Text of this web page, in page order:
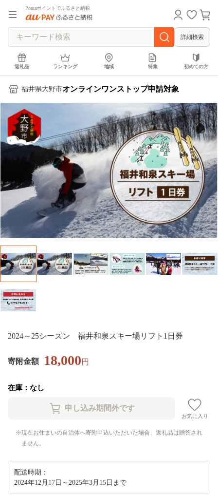
Pontaポイントでふるさと納税
詳細検索
返礼品 ランキング 地域 特集 初めての方
福井県大野市オンラインワンストップ申請対象
2024～25シーズン 福井和泉スキー場リフト1日券
寄附金額 18,000円
在庫：なし
お気に入り
現在お住まいの自治体へ寄附申込いただいた場合、返礼品は贈答され
ません。
配送時期：
2024年12月17日～2025年3月15日まで